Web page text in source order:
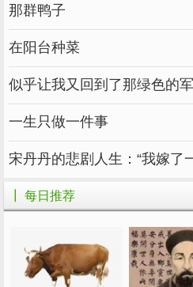
02
种菜得菜，四季自在
等我老了，时间不必按
那群鸭子
在阳台种菜
似乎让我又回到了那绿色的
一生只做一件事
宋丹丹的悲剧人生：“我嫁了
┃ 每日推荐